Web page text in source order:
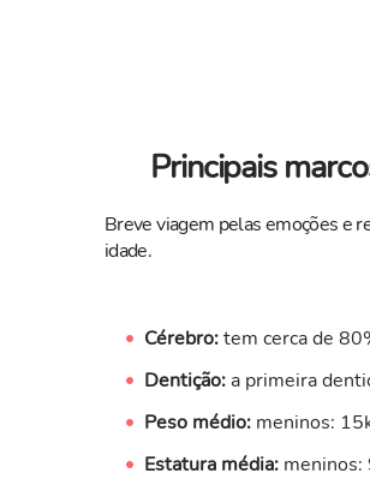
Principais
Breve viagem pelas emoções e
idade.
Cérebro:tem cerca de
Dentição:a primeira
Peso médio:meninos:
Estatura média:meninos: